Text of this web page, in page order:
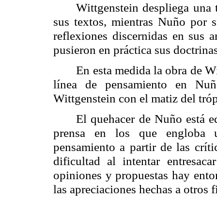
Wittgenstein despliega
sus textos, mientras Nuño por
reflexiones discernidas en sus
pusieron en práctica sus
En esta medida la obra de
línea de pensamiento en
Wittgenstein con el matiz del
El quehacer de Nuño está
prensa en los que engloba
pensamiento a partir de las
dificultad al intentar
opiniones y propuestas hay
las apreciaciones hechas a